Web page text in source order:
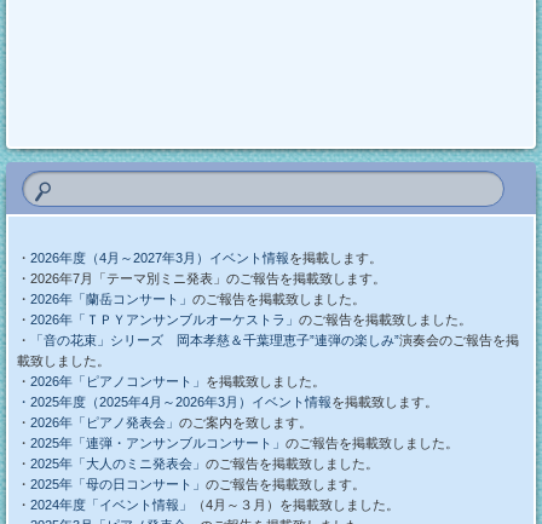
・ 2026年度（4月～2027年3月）イベント情報を掲載します。
・2026年7月「テーマ別ミニ発表」のご報告を掲載致します。
・ 2026年「蘭岳コンサート」 のご報告を掲載致しました。
・ 2026年「ＴＰＹアンサンブルオーケストラ」 のご報告を掲載致しました。
・
「音の花束」シリーズ 岡本孝慈＆千葉理恵子”連弾の楽しみ”演奏会のご報告を掲
載致しました。
・ 2026年「ピアノコンサート」 を掲載致しました。
・2025年度（2025年4月～2026年3月）イベント情報を掲載致します。
・ 2026年「ピアノ発表会」 のご案内を致します。
・ 2025年「連弾・アンサンブルコンサート」 のご報告を掲載致しました。
・ 2025年「大人のミニ発表会」 のご報告を掲載致しました。
・ 2025年「母の日コンサート」 のご報告を掲載致します。
・ 2024年度「イベント情報」
（4月～３月）を掲載致しました。